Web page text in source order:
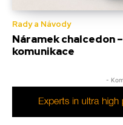
Rady a Návody
Náramek chalcedon
komunikace
-